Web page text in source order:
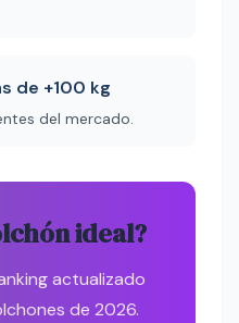
de +100 kg
del mercado.
ideal?
actualizado
de 2026.